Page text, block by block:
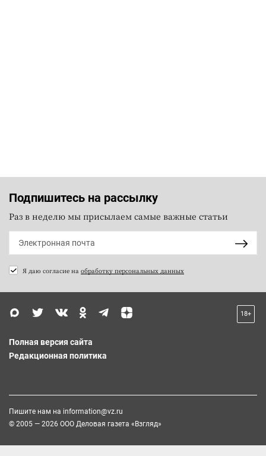
Подпишитесь на рассылку
Раз в неделю мы присылаем самые важные статьи
Я даю согласие на обработку персональных данных
18+
Полная версия сайта
Редакционная политика
Пишите нам на information@vz.ru
© 2005 — 2026 ООО Деловая газета «Взгляд»